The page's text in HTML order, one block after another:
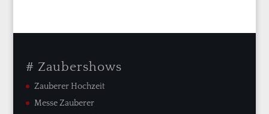
# Zaubershows
Zauberer Hochzeit
Messe Zauberer